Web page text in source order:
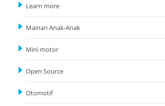
Learn more
Mainan Anak-Anak
Mini motor
Open Source
Otomotif